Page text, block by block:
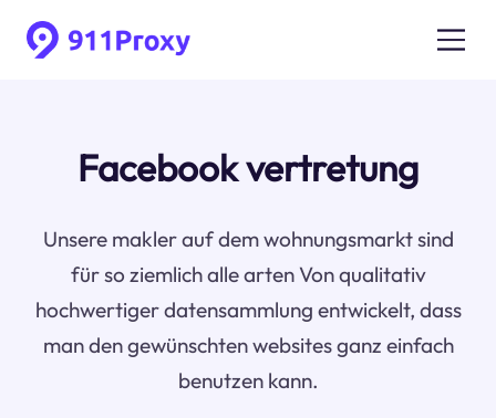
Facebook vertretung
Unsere makler auf dem wohnungsmarkt sind
für so ziemlich alle arten Von qualitativ
hochwertiger datensammlung entwickelt, dass
man den gewünschten websites ganz einfach
benutzen kann.